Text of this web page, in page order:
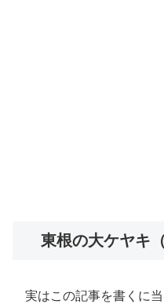
東根の大ケヤキ（
実はこの記事を書くに